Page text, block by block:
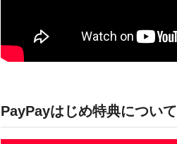
PayPayはじめ特典について